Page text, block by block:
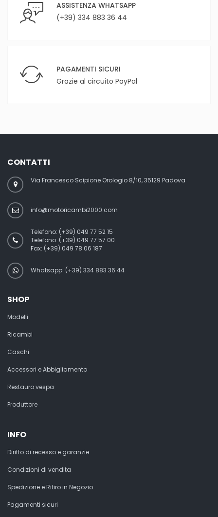
ASSISTENZA WHATSAPP
(+39) 334 883 36 44
PAGAMENTI SICURI
Grazie al circuito PayPal
CONTATTI
Via Francesco Scipione Orologio 8/10, 35129 Padova
info@motoricambi2000.com
Telefono: (+39) 049 77 52 15
Telefono: (+39) 049 77 57 00
Fax: (+39) 049 78 06 187
Whatsapp: (+39) 334 883 36 44
SHOP
Modelli
Ricambi
Caschi
Accessori e Abbigliamento
Restauro vespa
Produttore
INFO
Diritto di recesso e garanzie
Condizioni di vendita
Spedizione e Ritiro in Negozio
Pagamenti sicuri